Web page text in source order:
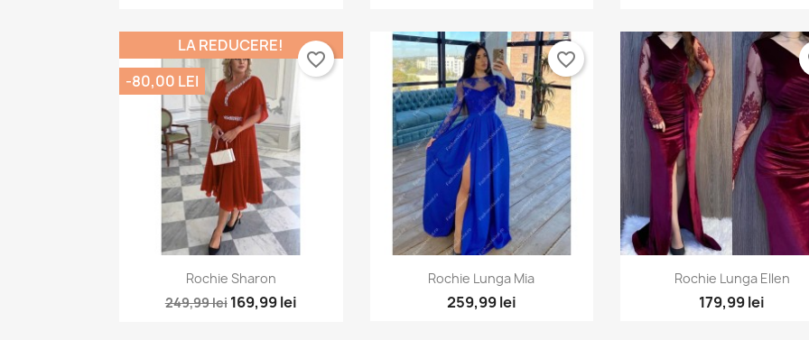
Vizualizare rapida
Rochie Sharon
249,99 lei 169,99 lei
LA REDUCERE!
-80,00 LEI
favorite_border
Vizualizare rapida
Rochie Lunga Mia
259,99 lei
favorite_border
Vizualizare rapida
Rochie Lunga Ellen
179,99 lei